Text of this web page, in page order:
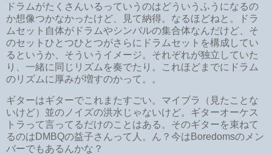
ドラムがたくさんいるっていうのはどういうふうになるの
か想像つかなかったけど、見て納得。なるほどねと。ドラ
ムセット自体がドラムやシンバルの集合体なんだけど、そ
のセットひとつひとつがさらにドラムセットを構成してい
るというか、そういうイメージ。それぞれが独立していた
り、一緒に同じリズムを奏でたり。これほどまでにドラム
のリズムに厚みが増すのかって。。
ギターはギターでこれまたすごい。マイブラ（見たことな
いけど）並のノイズの洪水じゃないけど。ギターオーケス
トラって言ってるだけのことはある。そのギターを束ねて
るのはDMBQの益子さんって人。ん？今はBoredomsのメン
バーでもあるんかな？